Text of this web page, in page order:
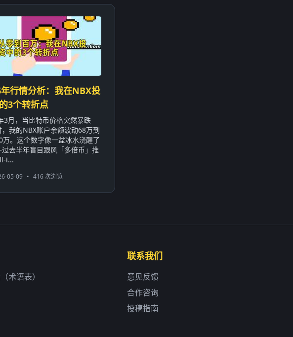
行情分析：我在NBX投
3个转折点
3月，当比特币价格突然暴跌
我的NBX账户余额波动68万到
万。这个数字像一盆冰水浇醒了
去半年盲目跟风「多倍币」推
i...
05-09 • 416 次浏览
术语表）
联系我们
意见反馈
合作咨询
投稿指南